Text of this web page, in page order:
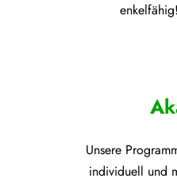
enkelfähig!
Unsere
individuell und